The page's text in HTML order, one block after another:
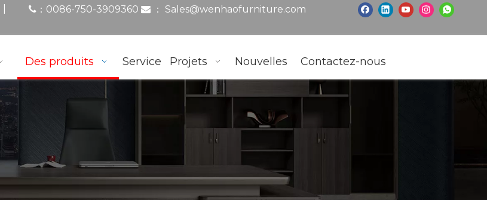
： 0086-750-3909360 ： Sales@wenhaofurniture.com
Des produits Service Projets Nouvelles Contactez-nous